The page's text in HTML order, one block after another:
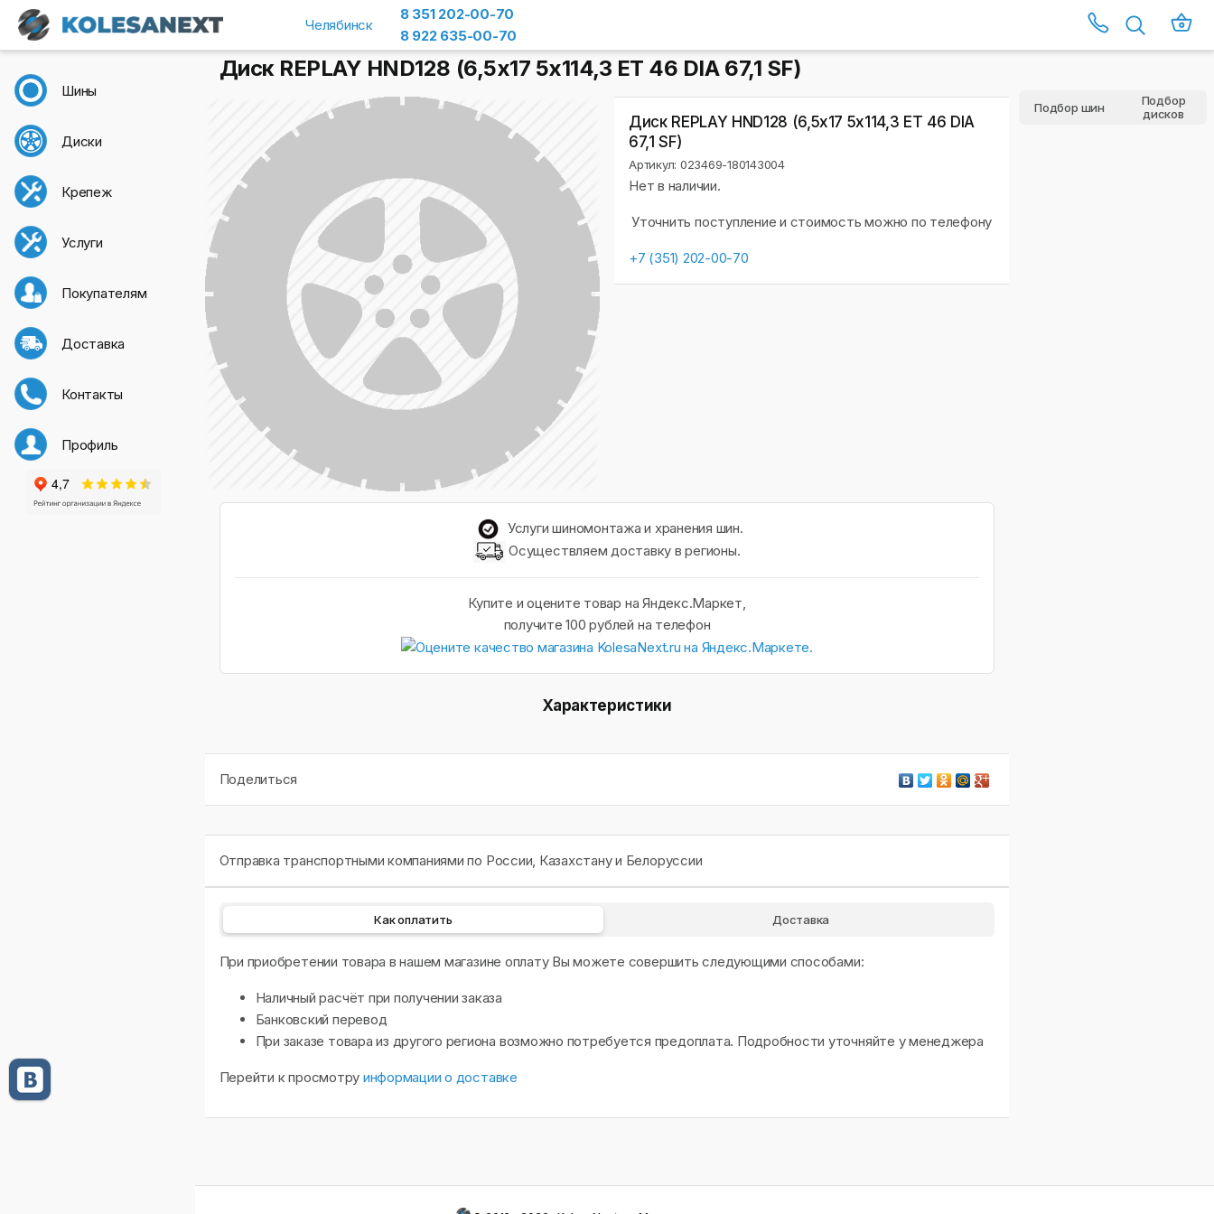
Челябинск
8 351 202-00-70
8 922 635-00-70
Шины
Диски
Крепеж
Услуги
Покупателям
Доставка
Контакты
Профиль
Диск REPLAY HND128 (6,5х17 5x114,3 ET 46 DIA 67,1 SF)
Диск REPLAY HND128 (6,5х17 5x114,3 ET 46 DIA
67,1 SF)
Артикул: 023469-180143004
Нет в наличии.
Уточнить поступление и стоимость можно по телефону
+7 (351) 202-00-70
Услуги шиномонтажа и хранения шин.
Осуществляем доставку в регионы.
Купите и оцените товар на Яндекс.Маркет,
получите 100 рублей на телефон
Характеристики
Поделиться
Отправка транспортными компаниями по России, Казахстану и Белоруссии
Как оплатить Доставка
При приобретении товара в нашем магазине оплату Вы можете совершить следующими способами:
Наличный расчёт при получении заказа
Банковский перевод
При заказе товара из другого региона возможно потребуется предоплата. Подробности уточняйте у менеджера
Перейти к просмотру информации о доставке
Подбор шин
Подбор
дисков